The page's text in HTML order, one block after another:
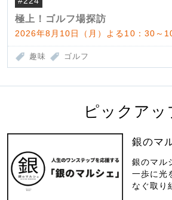
極上！ゴルフ場探訪
2026年8月10日（月）よる10：30～
趣味 ゴルフ
ピックアッ
銀のマ
銀のマル
一歩に光
なぐ取り